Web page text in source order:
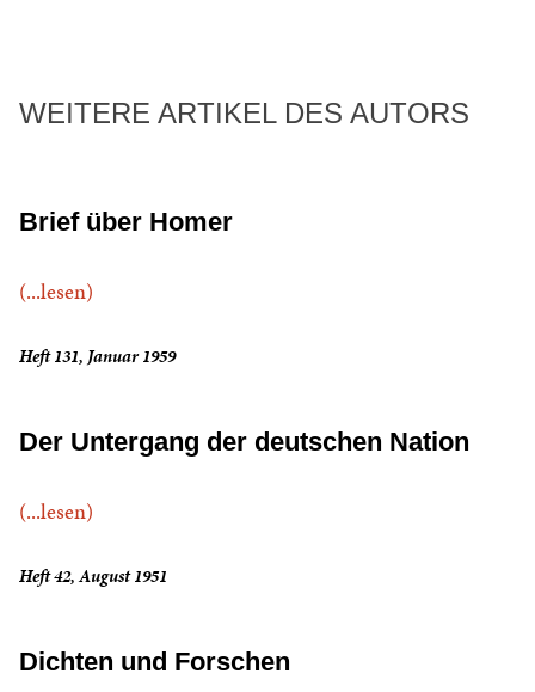
WEITERE ARTIKEL DES AUTORS
Brief über Homer
(...lesen)
Heft 131, Januar 1959
Der Untergang der deutschen Nation
(...lesen)
Heft 42, August 1951
Dichten und Forschen